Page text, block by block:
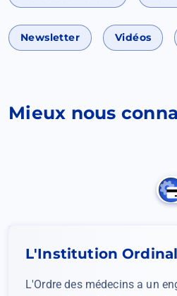
Newsletter Vidéos
Mieux nous
L'Institution
L'Ordre des médecins a un